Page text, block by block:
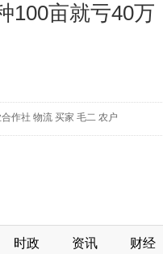
100亩就亏40
作社 物流 买家 毛二 农户
时政 资讯 财经